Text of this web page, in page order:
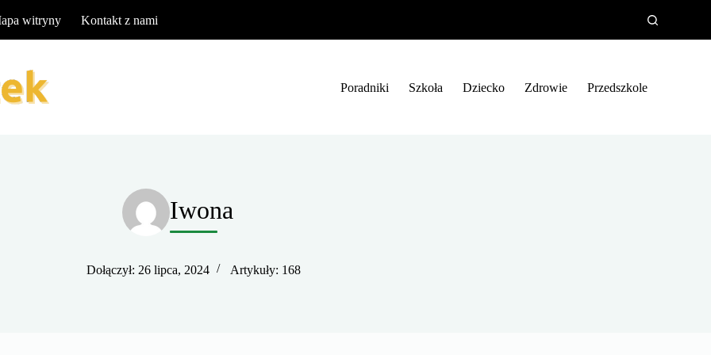
witryny Kontakt z nami
Poradniki Szkoła Dziecko Zdrowie Przedszkole
Iwona
Dołączył: 26 lipca, 2024 Artykuły: 168